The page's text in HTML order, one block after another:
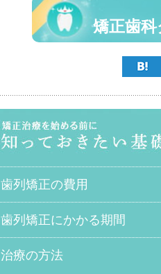
矯正歯
歯列矯正の費用
歯列矯正にかかる期間
治療の方法